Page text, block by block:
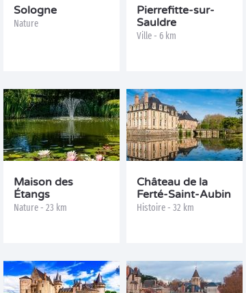
Sologne
Nature
Pierrefitte-sur-
Sauldre
Ville - 6 km
Maison des
Étangs
Nature - 23 km
Château de la
Ferté-Saint-Aubin
Histoire - 32 km